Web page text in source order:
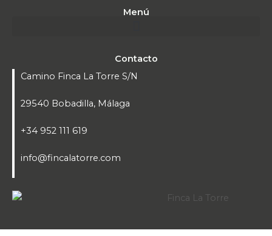
Menú
Contacto
Camino Finca La Torre S/N
29540 Bobadilla, Málaga
+34 952 111 619
info@fincalatorre.com